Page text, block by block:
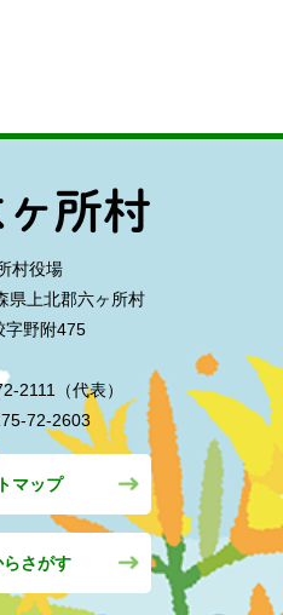
村役場
県上北郡六ヶ所村
字野附475
2111（代表）
72-2603
マップ
さがす